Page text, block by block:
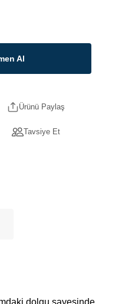
Al
Ürünü Paylaş
Tavsiye Et
dolgu sayesinde